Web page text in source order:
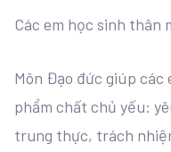
Các em học sinh thân
Môn Đạo đức giúp
phẩm chất chủ yếu:
trung thực, trách